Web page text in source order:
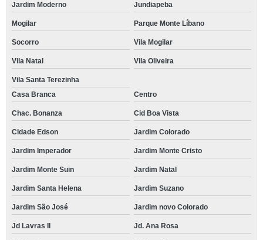
Jardim Moderno Jundiapeba
Mogilar Parque Monte Líbano
Socorro Vila Mogilar
Vila Natal Vila Oliveira
Vila Santa Terezinha
Casa Branca
Centro
Chac. Bonanza Cid Boa Vista
Cidade Edson Jardim Colorado
Jardim Imperador Jardim Monte Cristo
Jardim Monte Suin Jardim Natal
Jardim Santa Helena Jardim Suzano
Jardim São José Jardim novo Colorado
Jd Lavras II Jd. Ana Rosa